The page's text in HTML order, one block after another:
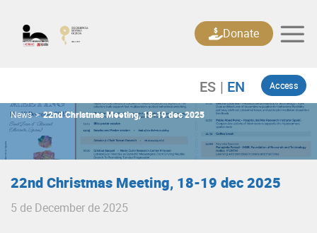
content
Access
Donate
News > 22nd Christmas Meeting, 18-19 dec 2025
22nd Christmas Meeting, 18-19 dec 2025
5 de December de 2025